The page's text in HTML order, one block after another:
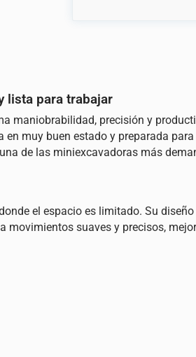
lista para trabajar
maniobrabilidad, precisión y
en muy buen estado y preparada
de las miniexcavadoras más
el espacio es limitado. Su
suaves y precisos,